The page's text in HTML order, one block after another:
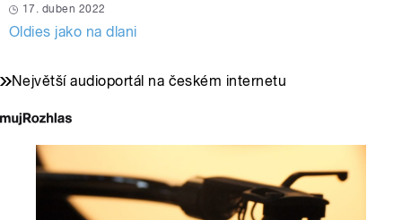
17. duben 2022
Oldies jako na dlani
Největší audioportál na českém internetu